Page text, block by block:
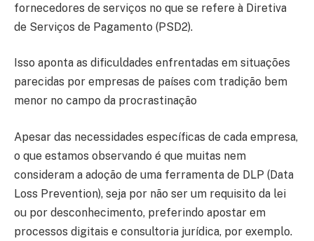
fornecedores de serviços no que se refere à Diretiva
de Serviços de Pagamento (PSD2).
Isso aponta as dificuldades enfrentadas em situações
parecidas por empresas de países com tradição bem
menor no campo da procrastinação
Apesar das necessidades específicas de cada empresa,
o que estamos observando é que muitas nem
consideram a adoção de uma ferramenta de DLP (Data
Loss Prevention), seja por não ser um requisito da lei
ou por desconhecimento, preferindo apostar em
processos digitais e consultoria jurídica, por exemplo.